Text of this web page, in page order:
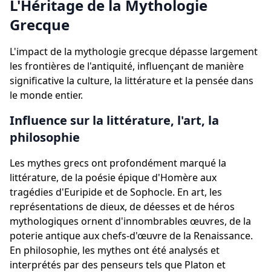
L'Héritage de la Mythologie
Grecque
L'impact de la mythologie grecque dépasse largement
les frontières de l'antiquité, influençant de manière
significative la culture, la littérature et la pensée dans
le monde entier.
Influence sur la littérature, l'art, la
philosophie
Les mythes grecs ont profondément marqué la
littérature, de la poésie épique d'Homère aux
tragédies d'Euripide et de Sophocle. En art, les
représentations de dieux, de déesses et de héros
mythologiques ornent d'innombrables œuvres, de la
poterie antique aux chefs-d'œuvre de la Renaissance.
En philosophie, les mythes ont été analysés et
interprétés par des penseurs tels que Platon et